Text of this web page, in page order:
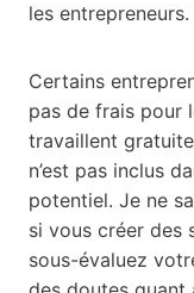
les entrepreneurs.
Certains
pas de frais pour
travaillent
n’est pas inclus
potentiel. Je ne
si vous créer des
sous-évaluez